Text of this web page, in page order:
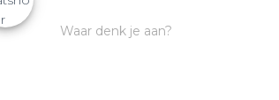
Waar denk je aan?